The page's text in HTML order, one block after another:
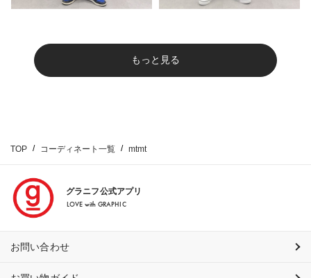
もっと見る
TOP コーディネート一覧 mtmt
グラニフ公式アプリ
LOVE with GRAPHIC
お問い合わせ